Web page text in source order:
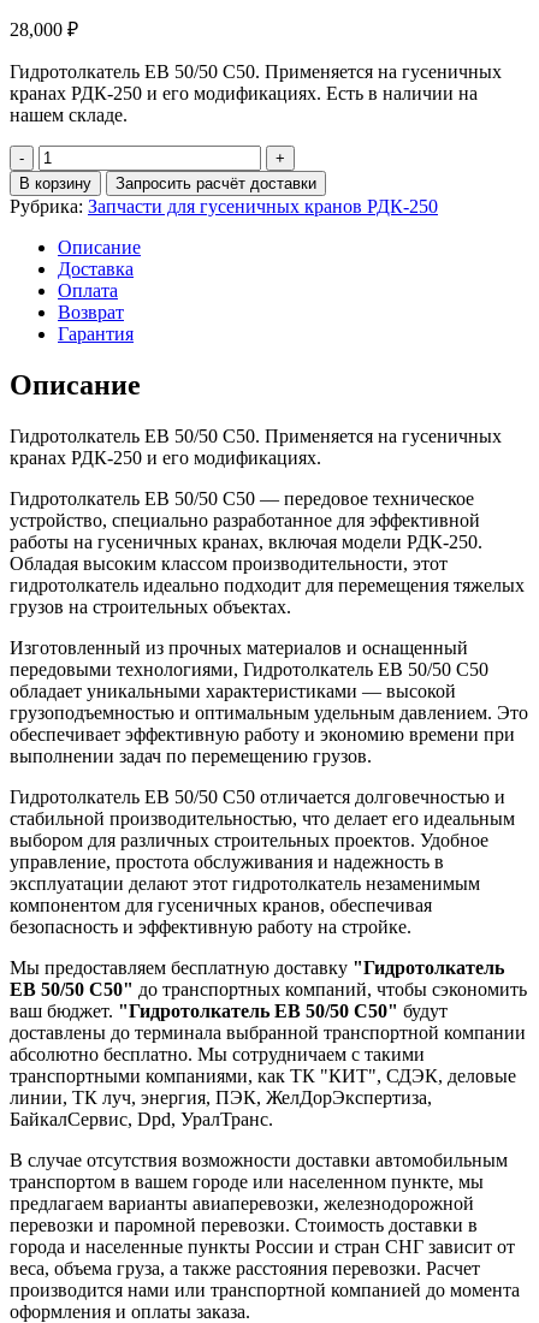
28,000 ₽
Гидротолкатель EB 50/50 С50. Применяется на гусеничных
кранах РДК-250 и его модификациях. Есть в наличии на
нашем складе.
Количество
Гидротолкатель
EB
50/50
С50
В корзину Запросить расчёт доставки
Рубрика: Запчасти для гусеничных кранов РДК-250
Описание
Доставка
Оплата
Возврат
Гарантия
Описание
Гидротолкатель EB 50/50 С50. Применяется на гусеничных
кранах РДК-250 и его модификациях.
Гидротолкатель EB 50/50 С50 — передовое техническое
устройство, специально разработанное для эффективной
работы на гусеничных кранах, включая модели РДК-250.
Обладая высоким классом производительности, этот
гидротолкатель идеально подходит для перемещения тяжелых
грузов на строительных объектах.
Изготовленный из прочных материалов и оснащенный
передовыми технологиями, Гидротолкатель EB 50/50 С50
обладает уникальными характеристиками — высокой
грузоподъемностью и оптимальным удельным давлением. Это
обеспечивает эффективную работу и экономию времени при
выполнении задач по перемещению грузов.
Гидротолкатель EB 50/50 С50 отличается долговечностью и
стабильной производительностью, что делает его идеальным
выбором для различных строительных проектов. Удобное
управление, простота обслуживания и надежность в
эксплуатации делают этот гидротолкатель незаменимым
компонентом для гусеничных кранов, обеспечивая
безопасность и эффективную работу на стройке.
Мы предоставляем бесплатную доставку "Гидротолкатель
EB 50/50 С50" до транспортных компаний, чтобы сэкономить
ваш бюджет. "Гидротолкатель EB 50/50 С50" будут
доставлены до терминала выбранной транспортной компании
абсолютно бесплатно. Мы сотрудничаем с такими
транспортными компаниями, как ТК "КИТ", СДЭК, деловые
линии, ТК луч, энергия, ПЭК, ЖелДорЭкспертиза,
БайкалСервис, Dpd, УралТранс.
В случае отсутствия возможности доставки автомобильным
транспортом в вашем городе или населенном пункте, мы
предлагаем варианты авиаперевозки, железнодорожной
перевозки и паромной перевозки. Стоимость доставки в
города и населенные пункты России и стран СНГ зависит от
веса, объема груза, а также расстояния перевозки. Расчет
производится нами или транспортной компанией до момента
оформления и оплаты заказа.